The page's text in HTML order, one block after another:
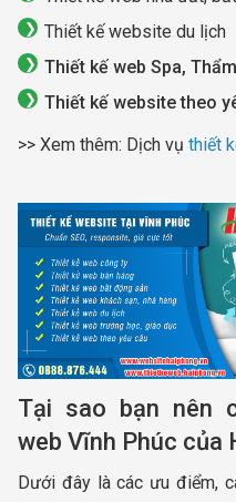
Thiết kế website du lịch
Thiết kế web Spa,
Thiết kế website theo
>> Xem thêm: Dịch vụ thiết
Tại sao bạn nên
web Vĩnh Phúc của
Dưới đây là các ưu điểm,